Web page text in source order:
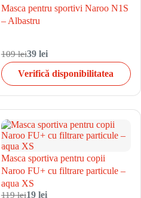
Masca pentru sportivi Naroo N1S
– Albastru
109 lei39 lei
Verifică disponibilitatea
Masca sportiva pentru copii
Naroo FU+ cu filtrare particule –
aqua XS
119 lei19 lei